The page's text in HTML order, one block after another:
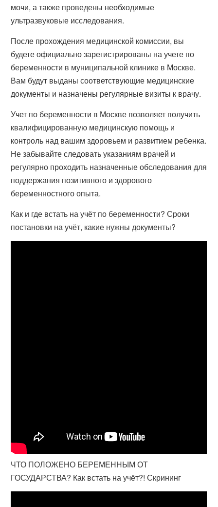
мочи, а также проведены необходимые
ультразвуковые исследования.
После прохождения медицинской комиссии, вы
будете официально зарегистрированы на учете по
беременности в муниципальной клинике в Москве.
Вам будут выданы соответствующие медицинские
документы и назначены регулярные визиты к врачу.
Учет по беременности в Москве позволяет получить
квалифицированную медицинскую помощь и
контроль над вашим здоровьем и развитием ребенка.
Не забывайте следовать указаниям врачей и
регулярно проходить назначенные обследования для
поддержания позитивного и здорового
беременностного опыта.
Как и где встать на учёт по беременности? Сроки
постановки на учёт, какие нужны документы?
ЧТО ПОЛОЖЕНО БЕРЕМЕННЫМ ОТ
ГОСУДАРСТВА? Как встать на учёт?! Скрининг